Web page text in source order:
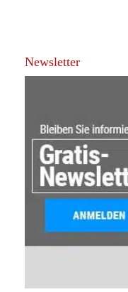
Newsletter